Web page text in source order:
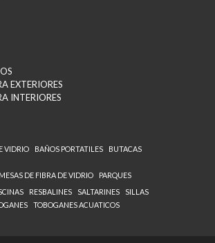
EXTERIORES
INTERIORES
VIDRIO BAÑOS PORTATILES BUTACAS
MESAS DE FIBRA DE VIDRIO
PARQUES
RESBALINES SALTARINES
SILLAS
TOBOGANES ACUATICOS